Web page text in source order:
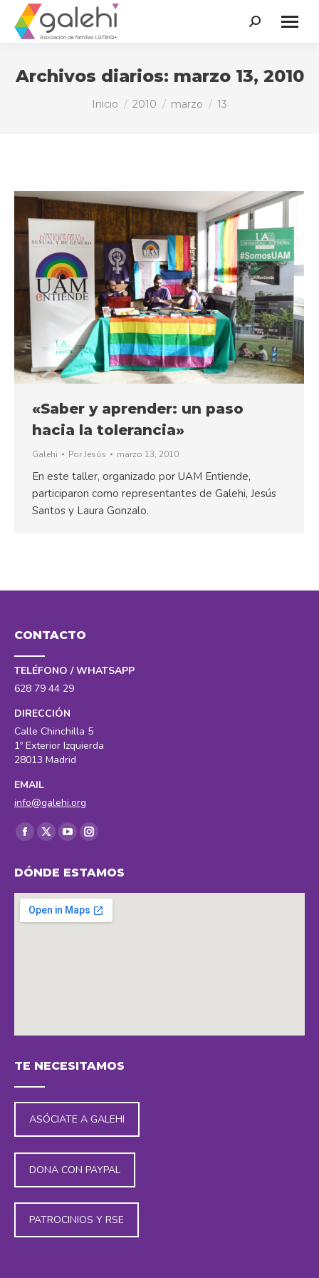
Buscar:
Archivos diarios: marzo 13, 2010
Estás aquí:
Inicio 2010 marzo 13
«Saber y aprender: un paso
hacia la tolerancia»
Galehi PorJesús marzo 13, 2010
En este taller, organizado por UAM Entiende,
participaron como representantes de Galehi, Jesús
Santos y Laura Gonzalo.
CONTACTO
TELÉFONO / WHATSAPP
628 79 44 29
DIRECCIÓN
Calle Chinchilla 5
1º Exterior Izquierda
28013 Madrid
EMAIL
info@galehi.org
Encuéntranos en:
Facebook
opens
in
new
X
opens
in
new
YouTube
opens
in
new
Instagram
opens
in
new
DÓNDE ESTAMOS
TE NECESITAMOS
ASÓCIATE A GALEHI
DONA CON PAYPAL
PATROCINIOS Y RSE